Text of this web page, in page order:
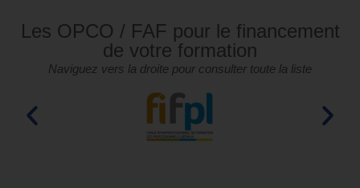
Les OPCO / FAF pour le financement
de votre formation
Naviguez vers la droite pour consulter toute la liste